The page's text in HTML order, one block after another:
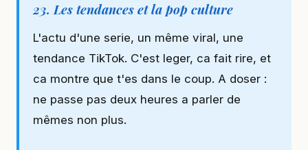
23. Les tendances et la pop culture
L'actu d'une serie, un même viral, une
tendance TikTok. C'est leger, ca fait rire, et
ca montre que t'es dans le coup. A doser :
ne passe pas deux heures a parler de
mêmes non plus.